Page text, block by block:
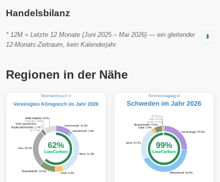
Handelsbilanz
⬇️
* 12M = Letzte 12 Monate (Juni 2025 – Mai 2026) — ein gleitender
12-Monats-Zeitraum, kein Kalenderjahr.
Regionen in der Nähe